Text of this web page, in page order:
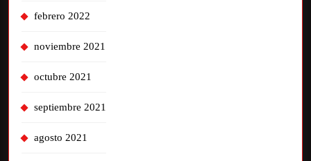
febrero 2022
noviembre 2021
octubre 2021
septiembre 2021
agosto 2021